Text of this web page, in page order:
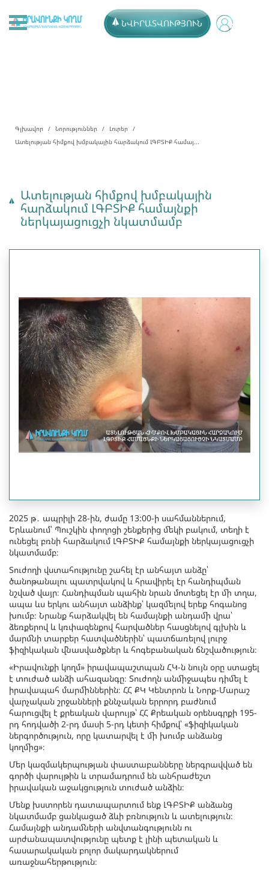
ՆՎԻՐԱՏՎՈՒԹՅՈՒՆ
Գլխավոր Նորություններ
Լուրեր
Ատելության հիմքով խմբակային հարձակում ԼԳԲՏԻՔ համայ...
Ատելության հիմքով խմբակային
հարձակում ԼԳԲՏԻՔ համայնքի
ներկայացուցչի նկատմամբ
2025 թ․ ապրիլի 28-ին, ժամը 13:00-ի սահմաններում,
Երևանում՝ Պուշկին փողոցի շենքերից մեկի բակում, տեղի է
ունեցել բռնի հարձակում ԼԳԲՏԻՔ համայնքի ներկայացուցչի
նկատմամբ։
Տուժողի վստահությունը շահել էր անհայտ անձը՝
ծանոթանալու պատրվակով և հրավիրել էր հանդիպման
նշված վայր։ Հանդիպման պահին նրան մոտեցել էր մի տղա,
ապա ևս երկու անհայտ անձինք՝ կազմելով երեք հոգանոց
խումբ։ Նրանք հարձակվել են համայնքի անդամի վրա՝
ձեռքերով և կռփազենքով հարվածներ հասցնելով գլխին և
մարմնի տարբեր հատվածներին՝ պատճառելով լուրջ
ֆիզիկական վնասվածքներ և հոգեբանական ճնշվածություն։
«Իրավունքի կողմ» իրավապաշտպան ՀԿ-ն նույն օրը ստացել
է տուժած անձի ահազանգը։ Տուժողն անմիջապես դիմել է
իրավապահ մարմիններին։ ՀՀ ՔԿ Կենտրոն և Նորք-Մարաշ
վարչական շրջանների քննչական երրորդ բաժնում
հարուցվել է քրեական վարույթ՝ ՀՀ Քրեական օրենսգրքի 195-
րդ հոդվածի 2-րդ մասի 5-րդ կետի հիմքով՝ «ֆիզիկական
ներգործություն, որը կատարվել է մի խումբ անձանց
կողմից»։
Մեր կազմակերպության փաստաբանները ներգրավված են
գործի վարույթին և տրամադրում են անհրաժեշտ
իրավական աջակցություն տուժած անձին։
Մենք խստորեն դատապարտում ենք ԼԳԲՏԻՔ անձանց
նկատմամբ ցանկացած ձևի բռնություն և ատելություն։
Համայնքի անդամների անվտանգությունն ու
արժանապատվությունը պետք է լինի պետական և
հասարակական բոլոր մակարդակներում
առաջնահերթություն։